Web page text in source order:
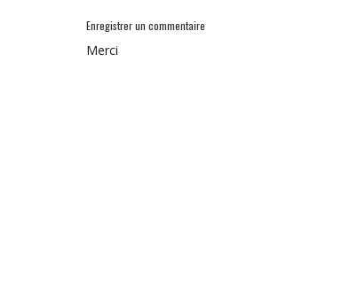
Enregistrer un commentaire
Merci